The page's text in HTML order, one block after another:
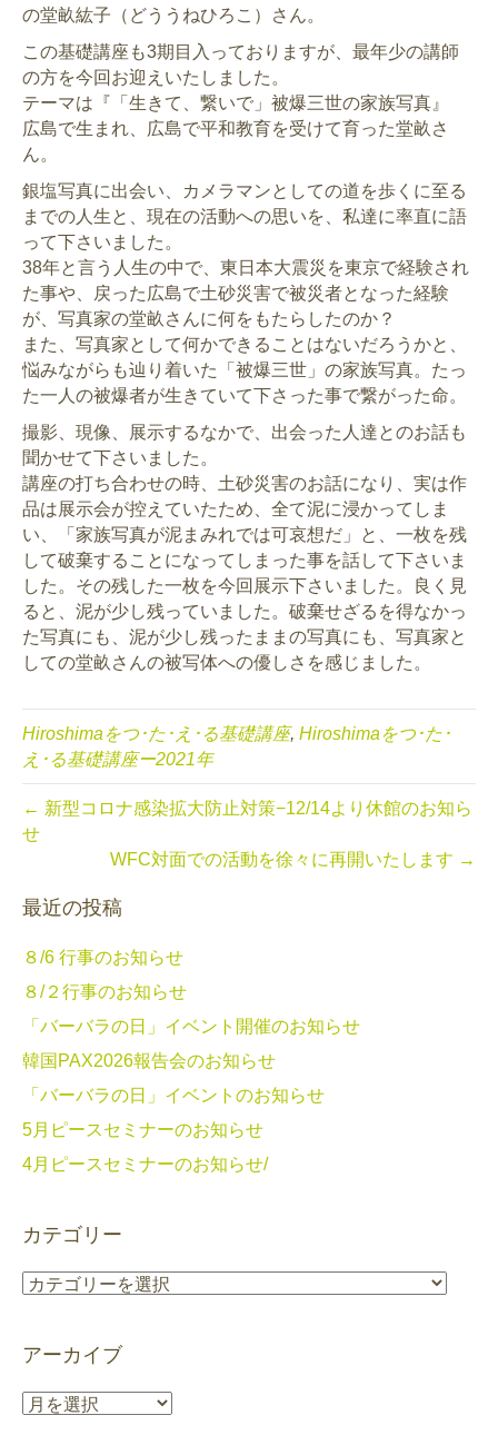
の堂畝紘子（どううねひろこ）さん。
この基礎講座も3期目入っておりますが、最年少の講師
の方を今回お迎えいたしました。
テーマは『「生きて、繋いで」被爆三世の家族写真』
広島で生まれ、広島で平和教育を受けて育った堂畝さ
ん。
銀塩写真に出会い、カメラマンとしての道を歩くに至る
までの人生と、現在の活動への思いを、私達に率直に語
って下さいました。
38年と言う人生の中で、東日本大震災を東京で経験され
た事や、戻った広島で土砂災害で被災者となった経験
が、写真家の堂畝さんに何をもたらしたのか？
また、写真家として何かできることはないだろうかと、
悩みながらも辿り着いた「被爆三世」の家族写真。たっ
た一人の被爆者が生きていて下さった事で繋がった命。
撮影、現像、展示するなかで、出会った人達とのお話も
聞かせて下さいました。
講座の打ち合わせの時、土砂災害のお話になり、実は作
品は展示会が控えていたため、全て泥に浸かってしま
い、「家族写真が泥まみれでは可哀想だ」と、一枚を残
して破棄することになってしまった事を話して下さいま
した。その残した一枚を今回展示下さいました。良く見
ると、泥が少し残っていました。破棄せざるを得なかっ
た写真にも、泥が少し残ったままの写真にも、写真家と
しての堂畝さんの被写体への優しさを感じました。
Hiroshimaをつ･た･え･る基礎講座, Hiroshimaをつ･た･
え･る基礎講座ー2021年
← 新型コロナ感染拡大防止対策−12/14より休館のお知ら
せ
WFC対面での活動を徐々に再開いたします →
最近の投稿
８/6 行事のお知らせ
８/２行事のお知らせ
「バーバラの日」イベント開催のお知らせ
韓国PAX2026報告会のお知らせ
「バーバラの日」イベントのお知らせ
5月ピースセミナーのお知らせ
4月ピースセミナーのお知らせ/
カテゴリー
カ
リ
アーカイブ
ア